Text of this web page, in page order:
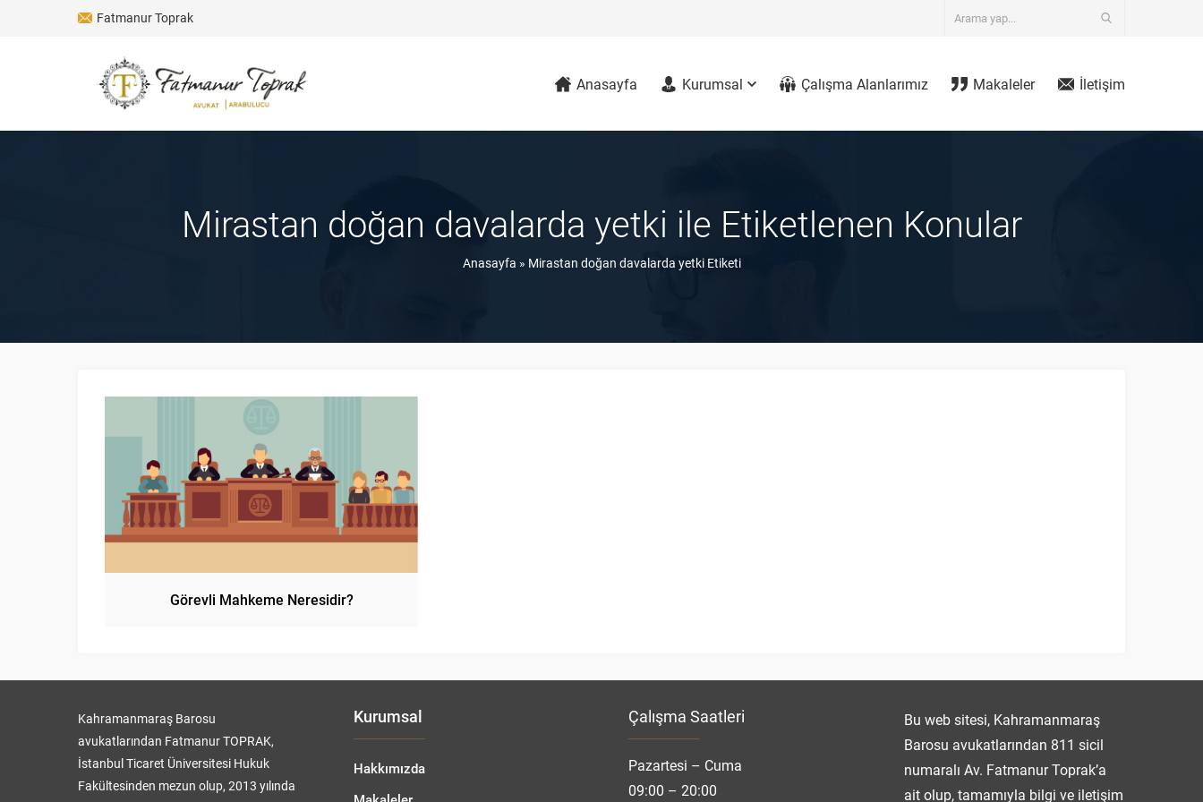
Fatmanur Toprak
Anasayfa Kurumsal Çalışma Alanlarımız Makaleler İletişim
Mirastan doğan davalarda yetki ile Etiketlenen Konular
Anasayfa » Mirastan doğan davalarda yetki Etiketi
Görevli Mahkeme Neresidir?
Kahramanmaraş Barosu
avukatlarından Fatmanur TOPRAK,
İstanbul Ticaret Üniversitesi Hukuk
Fakültesinden mezun olup, 2013 yılında
Kurumsal
Hakkımızda
Çalışma Saatleri
Pazartesi – Cuma
09:00 – 20:00
Bu web sitesi, Kahramanmaraş
Barosu avukatlarından 811 sicil
numaralı Av. Fatmanur Toprak’a
ait olup, tamamıyla bilgi ve iletişim